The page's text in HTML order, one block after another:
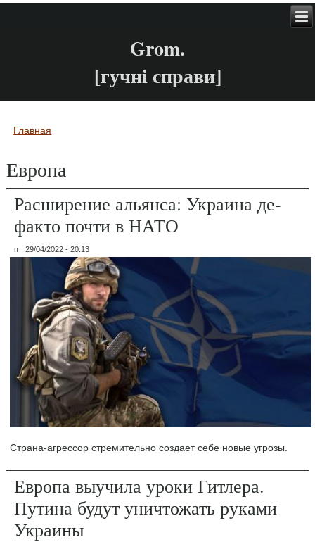
Grom.
[гучні справи]
Вы здесь
Главная
Европа
Расширение альянса: Украина де-
факто почти в НАТО
пт, 29/04/2022 - 20:13
Страна-агрессор стремительно создает себе новые угрозы.
Европа выучила уроки Гитлера.
Путина будут уничтожать руками
Украины